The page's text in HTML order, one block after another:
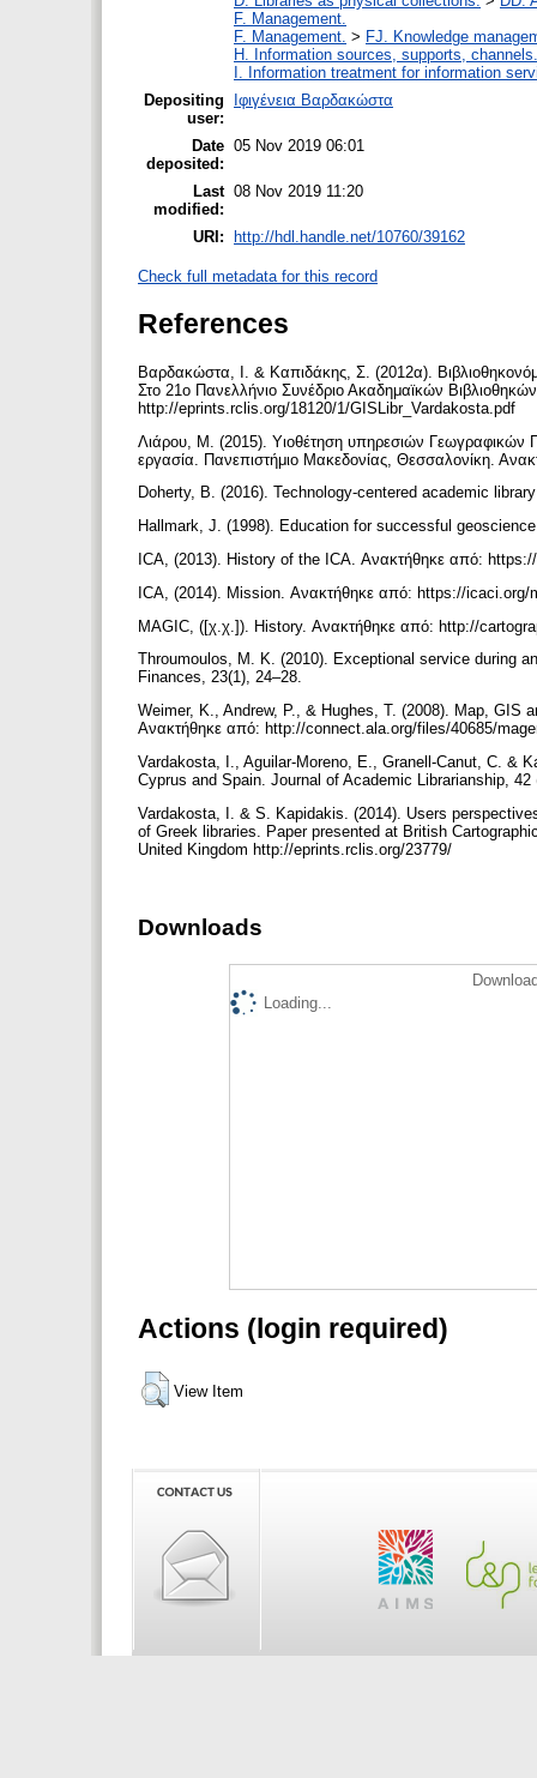
F. Management.
F. Management. > FJ. Knowledge
H. Information sources, supports, channels.
I. Information treatment for information
Depositing
user:
Ιφιγένεια Βαρδακώστα
Date
deposited:
05 Nov 2019 06:01
Last
modified:
08 Nov 2019 11:20
URI: http://hdl.handle.net/10760/39162
Check full metadata for this record
References
Βαρδακώστα, Ι. & Καπιδάκης, Σ. (2012α).
Στο 21ο Πανελλήνιο Συνέδριο Ακαδημαϊκών
http://eprints.rclis.org/18120/1/GISLibr_Vardakosta.pdf
Λιάρου, Μ. (2015). Υιοθέτηση υπηρεσιών Γεωγραφικών
εργασία. Πανεπιστήμιο Μακεδονίας, Θεσσαλονίκη.
Doherty, B. (2016). Technology-centered academic
Hallmark, J. (1998). Education for successful
ICA, (2013). History of the ICA. Ανακτήθηκε από:
ICA, (2014). Mission. Ανακτήθηκε από: https://
MAGIC, ([χ.χ.]). History. Ανακτήθηκε από: http://
Throumoulos, M. K. (2010). Exceptional service during
Finances, 23(1), 24–28.
Weimer, K., Andrew, P., & Hughes, T. (2008). Map, GIS
Ανακτήθηκε από: http://connect.ala.org/files/40685/
Vardakosta, I., Aguilar-Moreno, E., Granell-Canut, C. &
Cyprus and Spain. Journal of Academic Librarianship,
Vardakosta, I. & S. Kapidakis. (2014). Users
of Greek libraries. Paper presented at British
United Kingdom http://eprints.rclis.org/23779/
Downloads
Loading...
Actions (login required)
View Item